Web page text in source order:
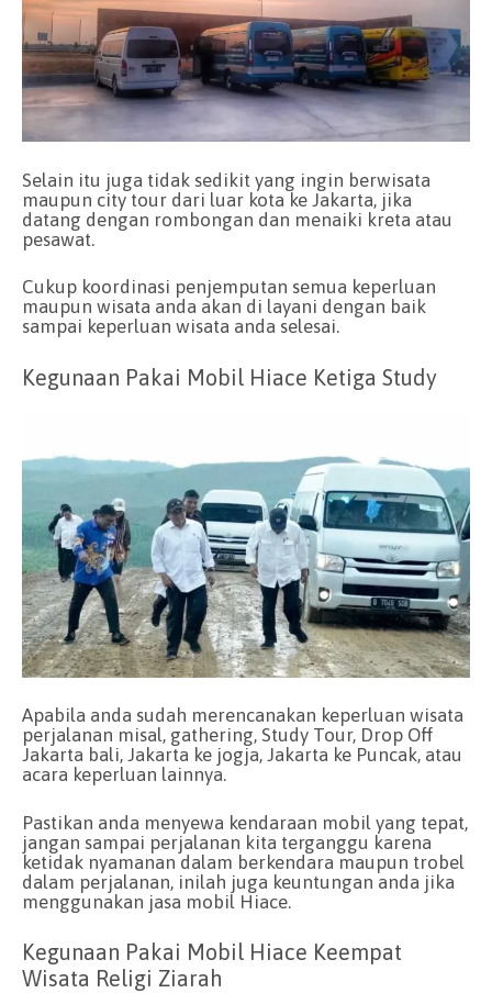
Selain itu juga tidak sedikit yang ingin berwisata
maupun city tour dari luar kota ke Jakarta, jika
datang dengan rombongan dan menaiki kreta atau
pesawat.
Cukup koordinasi penjemputan semua keperluan
maupun wisata anda akan di layani dengan baik
sampai keperluan wisata anda selesai.
Kegunaan Pakai Mobil Hiace Ketiga Study
Apabila anda sudah merencanakan keperluan wisata
perjalanan misal, gathering, Study Tour, Drop Off
Jakarta bali, Jakarta ke jogja, Jakarta ke Puncak, atau
acara keperluan lainnya.
Pastikan anda menyewa kendaraan mobil yang tepat,
jangan sampai perjalanan kita terganggu karena
ketidak nyamanan dalam berkendara maupun trobel
dalam perjalanan, inilah juga keuntungan anda jika
menggunakan jasa mobil Hiace.
Kegunaan Pakai Mobil Hiace Keempat
Wisata Religi Ziarah